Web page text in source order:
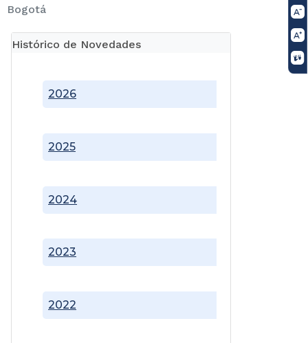
Bogotá
Histórico de Novedades
2022
2023
2024
2025
2026